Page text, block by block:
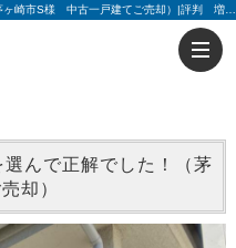
んで正解でした！（茅
却）